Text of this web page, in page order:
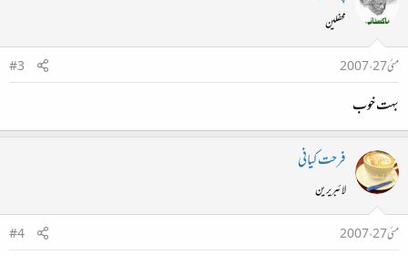
محفلین
مئی 27، 2007
#3
بہت خوب
فرحت کیانی
لائبریرین
مئی 27، 2007
#4